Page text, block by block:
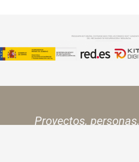
Proyectos, personas,